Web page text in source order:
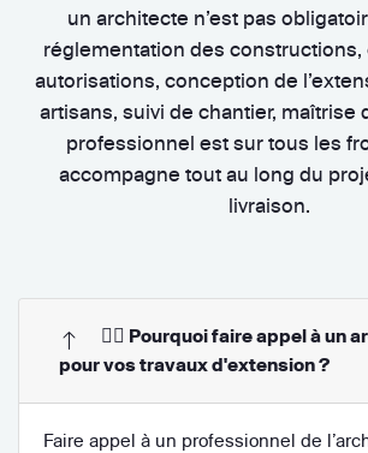
un architecte n’est pas
réglementation des
autorisations, conception de
artisans, suivi de chantier, maîtrise
professionnel est sur tous les
accompagne tout au long du
livraison.
👷‍♂️ Pourquoi faire appel à un
pour vos travaux d'extension ?
Faire appel à un professionnel de